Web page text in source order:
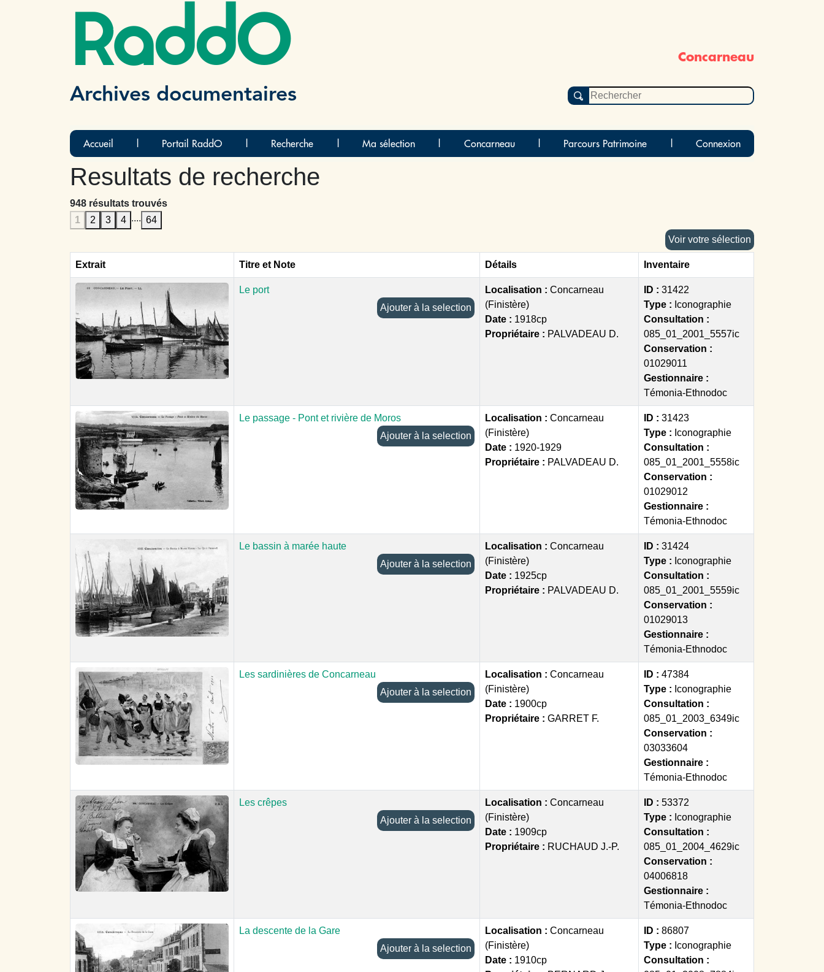
RaddO Concarneau
Archives documentaires
Accueil Portail RaddO Recherche Ma sélection Concarneau Parcours Patrimoine Connexion
Resultats de recherche
948 résultats trouvés
1
2 3 4 .... 64
Voir votre sélection
Extrait Titre et Note Détails Inventaire
Le port
Ajouter à la selection
Localisation : Concarneau
(Finistère)
Date : 1918cp
Propriétaire : PALVADEAU D.
ID : 31422
Type : Iconographie
Consultation :
085_01_2001_5557ic
Conservation :
01029011
Gestionnaire :
Témonia-Ethnodoc
Le passage - Pont et rivière de Moros
Ajouter à la selection
Localisation : Concarneau
(Finistère)
Date : 1920-1929
Propriétaire : PALVADEAU D.
ID : 31423
Type : Iconographie
Consultation :
085_01_2001_5558ic
Conservation :
01029012
Gestionnaire :
Témonia-Ethnodoc
Le bassin à marée haute
Ajouter à la selection
Localisation : Concarneau
(Finistère)
Date : 1925cp
Propriétaire : PALVADEAU D.
ID : 31424
Type : Iconographie
Consultation :
085_01_2001_5559ic
Conservation :
01029013
Gestionnaire :
Témonia-Ethnodoc
Les sardinières de Concarneau
Ajouter à la selection
Localisation : Concarneau
(Finistère)
Date : 1900cp
Propriétaire : GARRET F.
ID : 47384
Type : Iconographie
Consultation :
085_01_2003_6349ic
Conservation :
03033604
Gestionnaire :
Témonia-Ethnodoc
Les crêpes
Ajouter à la selection
Localisation : Concarneau
(Finistère)
Date : 1909cp
Propriétaire : RUCHAUD J.-P.
ID : 53372
Type : Iconographie
Consultation :
085_01_2004_4629ic
Conservation :
04006818
Gestionnaire :
Témonia-Ethnodoc
La descente de la Gare
Ajouter à la selection
Localisation : Concarneau
(Finistère)
Date : 1910cp
ID : 86807
Type : Iconographie
Consultation :